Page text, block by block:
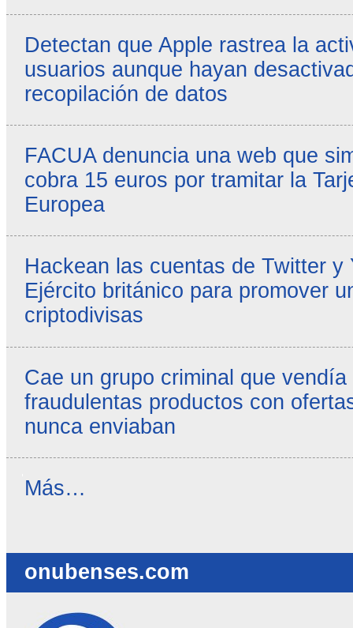
Detectan que Apple rastrea la
usuarios aunque hayan
recopilación de datos
FACUA denuncia una web que
cobra 15 euros por tramitar la
Europea
Hackean las cuentas de Twitter y
Ejército británico para promover
criptodivisas
Cae un grupo criminal que
fraudulentas productos con
nunca enviaban
Reseñas
Más…
onubenses.com